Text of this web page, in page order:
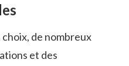
de nombreux
et des